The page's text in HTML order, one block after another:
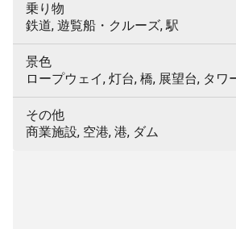
乗り物
鉄道, 遊覧船・クルーズ, 駅
景色
ロープウェイ, 灯台, 橋, 展望台, タワ
その他
商業施設, 空港, 港, ダム